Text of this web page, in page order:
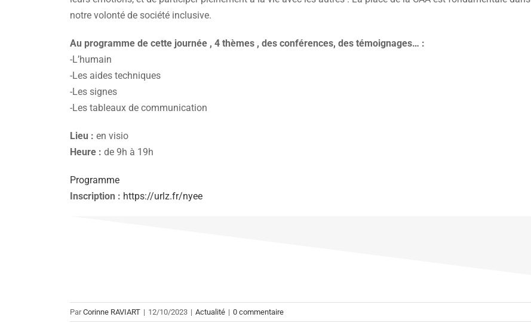
notre volonté de société inclusive.
Au programme de cette journée , 4 thèmes , des conférences, des témoignages… :
-L’humain
-Les aides techniques
-Les signes
-Les tableaux de communication
Lieu : en visio
Heure : de 9h à 19h
Programme
Inscription : https://urlz.fr/nyee
ParCorinne RAVIART | 12/10/2023 | Actualité | 0 commentaire